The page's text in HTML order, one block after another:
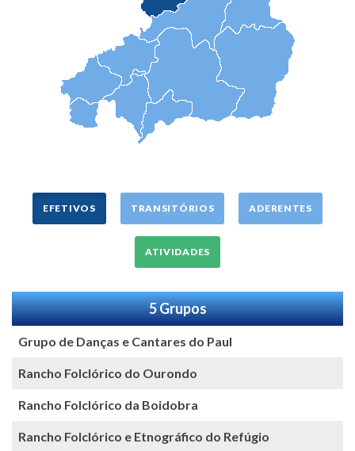
EFETIVOS TRANSITÓRIOS ADERENTES
ATIVIDADES
5 Grupos
Grupo de Danças e Cantares do Paul
Rancho Folclórico do Ourondo
Rancho Folclórico da Boidobra
Rancho Folclórico e Etnográfico do Refúgio